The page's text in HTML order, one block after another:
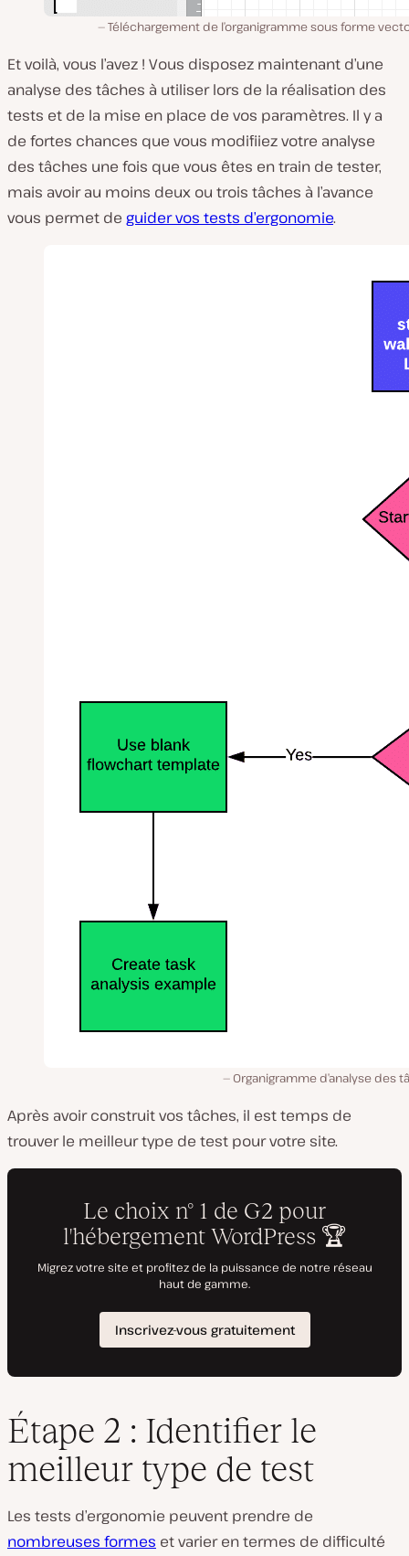
Téléchargement de l’organigramme sous forme
Et voilà, vous l’avez ! Vous disposez maintenant d’une
analyse des tâches à utiliser lors de la réalisation des
tests et de la mise en place de vos paramètres. Il y a
de fortes chances que vous modifiiez votre analyse
des tâches une fois que vous êtes en train de tester,
mais avoir au moins deux ou trois tâches à l’avance
vous permet de guider vos tests d’ergonomie.
Organigramme d’analyse des
Après avoir construit vos tâches, il est temps de
trouver le meilleur type de test pour votre site.
Étape 2 : Identifier le
meilleur type de test
Les tests d’ergonomie peuvent prendre de
nombreuses formes et varier en termes de difficulté